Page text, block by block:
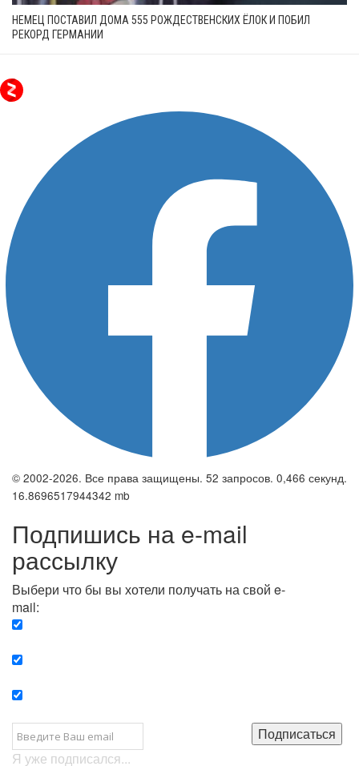
НЕМЕЦ ПОСТАВИЛ ДОМА 555 РОЖДЕСТВЕНСКИХ ЁЛОК И ПОБИЛ
РЕКОРД ГЕРМАНИИ
© 2002-2026. Все права защищены. 52 запросов. 0,466 секунд.
16.8696517944342 mb
Подпишись на e-mail
рассылку
Выбери что бы вы хотели получать на свой e-
mail:
Подписаться
Я уже подписался...